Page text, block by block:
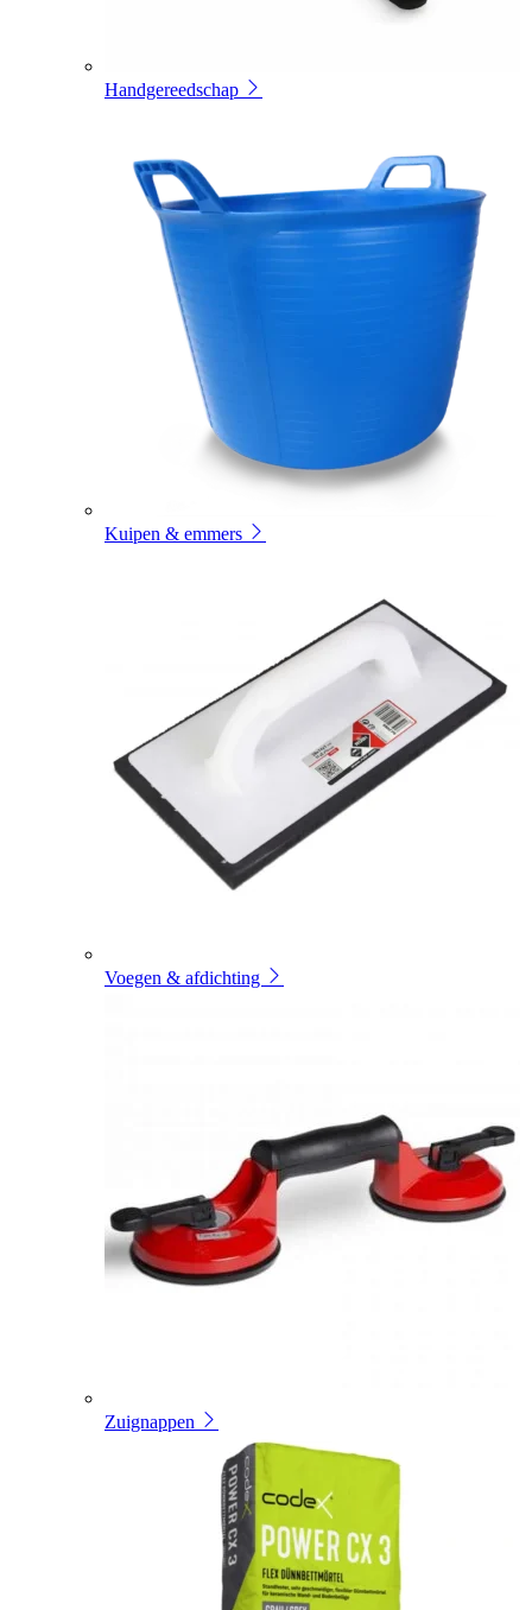
Handgereedschap
Kuipen & emmers
Voegen & afdichting
Zuignappen